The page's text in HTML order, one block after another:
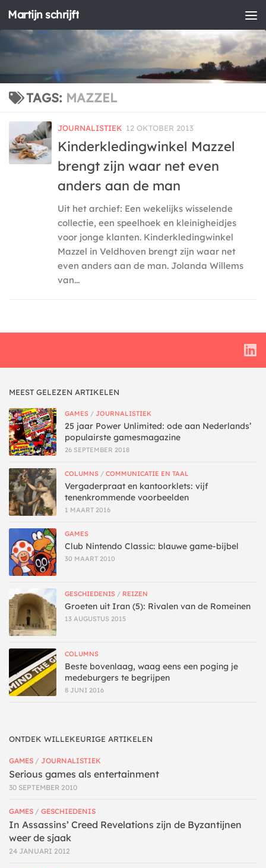
Doorgaan naar inhoud
Martijn schrijft
TAGS: MAZZEL
JOURNALISTIEK 12 OKTOBER 2013
Kinderkledingwinkel Mazzel
brengt zijn waar net even
anders aan de man
Uit het archief: Een wekelijks wisselende
collectie, een speelhoek en kleinigheidjes
voor jonge klanten. Kinderkledingwinkel
Mazzel in Veldhoven brengt zijn waar net
even anders aan de man. Jolanda Willems
van...
MEEST GELEZEN ARTIKELEN
GAMES / JOURNALISTIEK
25 jaar Power Unlimited: ode aan Nederlands’
populairste gamesmagazine
26 SEPTEMBER 2018
COLUMNS / COMMUNICATIE EN TAAL
Vergaderpraat en kantoorklets: vijf
tenenkrommende voorbeelden
1 MAART 2016
GAMES
Club Nintendo Classic: blauwe game-bijbel
30 MAART 2010
GESCHIEDENIS / REIZEN
Groeten uit Iran (5): Rivalen van de Romeinen
13 AUGUSTUS 2015
COLUMNS
Beste bovenlaag, waag eens een poging je
medeburgers te begrijpen
8 JUNI 2016
ONTDEK WILLEKEURIGE ARTIKELEN
GAMES / JOURNALISTIEK
Serious games als entertainment
30 SEPTEMBER 2010
GAMES / GESCHIEDENIS
In Assassins’ Creed Revelations zijn de Byzantijnen
weer de sjaak
24 JANUARI 2012